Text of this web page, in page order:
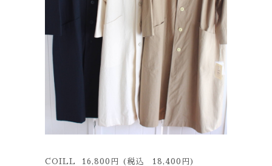
COILL 16,800円 (税込 18,400円)